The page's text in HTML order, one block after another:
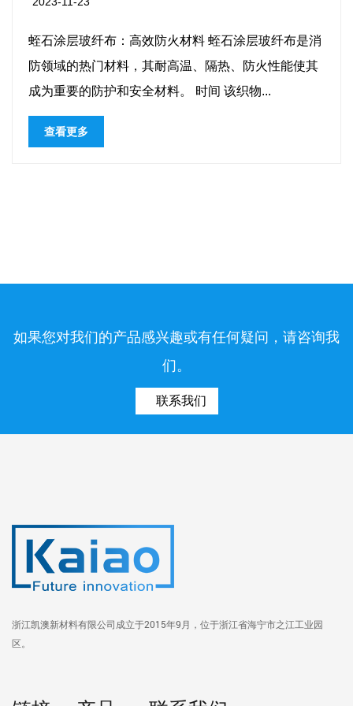
涂层玻纤布是消
、防火性能使其
该织物...
硅胶涂层防水篷布：多功能防护
水篷布是一种在各种环境下提供
的材料。这种材料因其耐用、防
如果您对我们的产品感兴趣或有任何疑问，请咨询我
们。
联系我们
浙江凯澳新材料有限公司成立于2015年9月，位于浙江省海宁市之江工业园
区。